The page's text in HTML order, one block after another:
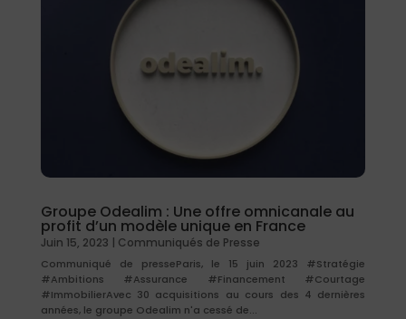
Groupe Odealim : Une offre omnicanale au
profit d’un modèle unique en France
Juin 15, 2023 | Communiqués de Presse
Communiqué de presseParis, le 15 juin 2023 #Stratégie
#Ambitions #Assurance #Financement #Courtage
#ImmobilierAvec 30 acquisitions au cours des 4 dernières
années, le groupe Odealim n'a cessé de...